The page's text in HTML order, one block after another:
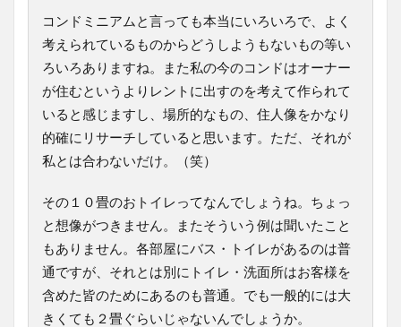
コンドミニアムと言っても本当にいろいろで、よく
考えられているものからどうしようもないもの等い
ろいろありますね。また私の今のコンドはオーナー
が住むというよりレントに出すのを考えて作られて
いると感じますし、場所的なもの、住人像をかなり
的確にリサーチしていると思います。ただ、それが
私とは合わないだけ。（笑）
その１０畳のおトイレってなんでしょうね。ちょっ
と想像がつきません。またそういう例は聞いたこと
もありません。各部屋にバス・トイレがあるのは普
通ですが、それとは別にトイレ・洗面所はお客様を
含めた皆のためにあるのも普通。でも一般的には大
きくても２畳ぐらいじゃないんでしょうか。